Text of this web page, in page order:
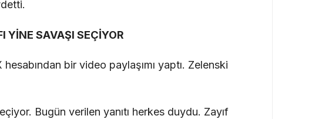
YİNE SAVAŞI SEÇİYOR
bir video paylaşımı yaptı. Zelenski
Bugün verilen yanıtı herkes duydu. Zayıf